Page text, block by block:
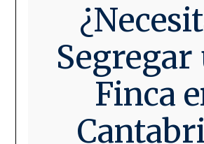
Segregar
Finca